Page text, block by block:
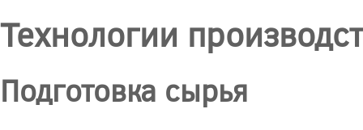
Технологии
Подготовка сырья